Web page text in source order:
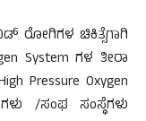
ರೋಗಿಗಳ ಚಿಕಿತ್ಸೆಗಾಗಿ
System ಗಳ ತೀರಾ
Pressure Oxygen
/ಸಂಘ ಸಂಸ್ಥೆಗಳು